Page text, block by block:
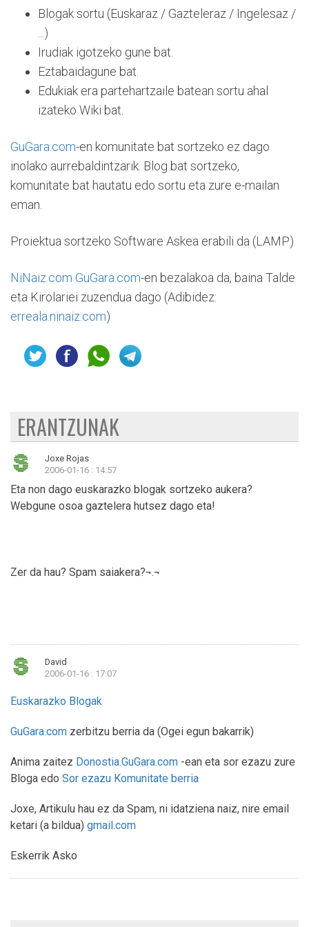
Blogak sortu (Euskaraz / Gazteleraz / Ingelesaz /
...)
Irudiak igotzeko gune bat.
Eztabaidagune bat.
Edukiak era partehartzaile batean sortu ahal
izateko Wiki bat.
GuGara.com-en komunitate bat sortzeko ez dago
inolako aurrebaldintzarik. Blog bat sortzeko,
komunitate bat hautatu edo sortu eta zure e-mailan
eman.
Proiektua sortzeko Software Askea erabili da (LAMP)
NiNaiz.com GuGara.com-en bezalakoa da, baina Talde
eta Kirolariei zuzendua dago (Adibidez:
erreala.ninaiz.com)
ERANTZUNAK
Joxe Rojas
2006-01-16 : 14:57
Eta non dago euskarazko blogak sortzeko aukera?
Webgune osoa gaztelera hutsez dago eta!
Zer da hau? Spam saiakera?¬.¬
David
2006-01-16 : 17:07
Euskarazko Blogak
GuGara.com zerbitzu berria da (Ogei egun bakarrik)
Anima zaitez Donostia.GuGara.com -ean eta sor ezazu zure
Bloga edo Sor ezazu Komunitate berria
Joxe, Artikulu hau ez da Spam, ni idatziena naiz, nire email
ketari (a bildua) gmail.com
Eskerrik Asko